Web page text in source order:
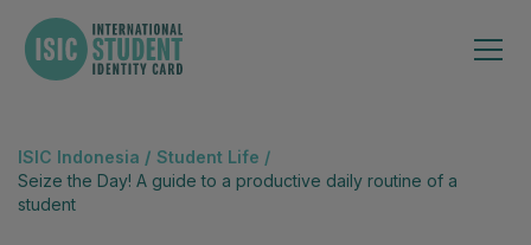
ISIC Indonesia / Student Life /
Seize the Day! A guide to a productive daily routine of a
student